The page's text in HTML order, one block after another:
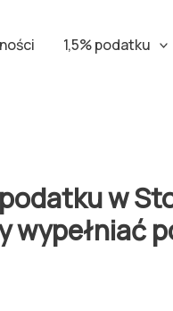
1,5% podatku
w